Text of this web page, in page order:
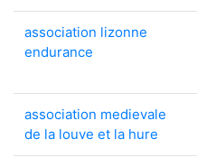
association lizonne
endurance
association medievale
de la louve et la hure